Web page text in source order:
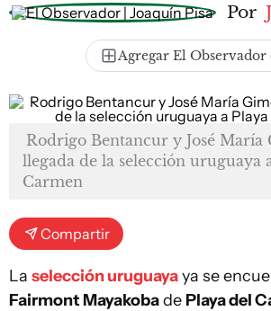
Por
Agregar El Observador
Rodrigo Bentancur y José María
llegada de la selección uruguaya
Carmen
Compartir
La selección uruguayaya se
Fairmont Mayakobade Playa del